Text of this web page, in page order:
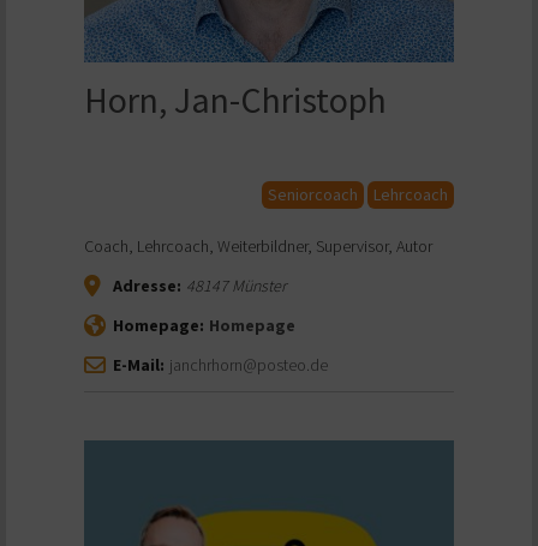
Horn, Jan-Christoph
Seniorcoach Lehrcoach
Coach, Lehrcoach, Weiterbildner, Supervisor, Autor
Adresse: 48147Münster
Homepage: Homepage
E-Mail: janchrhorn@posteo.de